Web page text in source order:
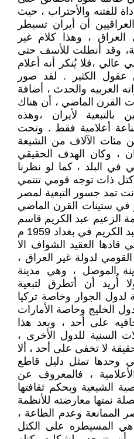
للفتنه والأحتراب ، حيث
أن أيران تسيطر
، وهذا كلام غير
وقد أنطلت للأسف حتى
،فلا يُنكر أنه أعلام
الكثير . لقد صور
العربيه والحدث ، أضافة
القرن الماضي ، أن هناك
بالتبعية لأيران ،وهذه
أعلامية فقط . وتحت
مئات الآلاف من الشيعة
، وكان الهدف الحقيقي
في البلد ، كما لو نظرنا
كتل ذات توجه قومي تنتمي
تمد جسور التبعية لمصر
ستينات القرن الماضي
الزعيم عبد الكريم قاسم
، وما محاولة أغتيال الزعيم عبد الكريم في بغداد 1959 م
قادها العقيد الشواف الا
لدولة غير العراق ،
الموصل ، وهي مدينة
أُريد أن أتطرق لتبعية
لدول الجوار وخاصة تركيا
الخليج وخاصة الأمارات
على أحد ، وبعد هذا
السنية للدول الأخرى ،
لا تخفى على أحد ، ألا
وحدها تمثل دليل قاطع
، فالمعروف عن
الشيعية وبحكم ثقافتها
نمتها معارضته للأنظمة
الممانعة وعدم الطاعة ،
هي المسيطره على الكتل